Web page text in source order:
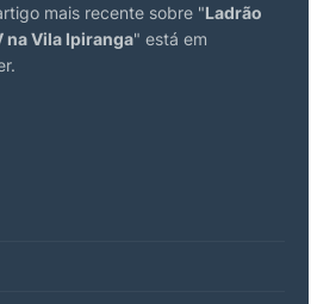
mais recente sobre "Ladrão
na Vila Ipiranga" está em